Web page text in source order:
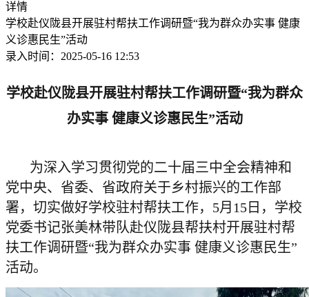
详情
学校赴仪陇县开展驻村帮扶工作调研暨“我为群众办实事 健康
义诊惠民生”活动
录入时间：2025-05-16 12:53
学校赴仪陇县开展驻村帮扶工作调研暨“我为群众
办实事 健康义诊惠民生”活动
为深入学习贯彻党的二十届三中全会精神和
党中央、省委、省政府关于乡村振兴的工作部
署，切实做好学校驻村帮扶工作，5月15日，学校
党委书记张美林带队赴仪陇县帮扶村开展驻村帮
扶工作调研暨“我为群众办实事 健康义诊惠民生”
活动。